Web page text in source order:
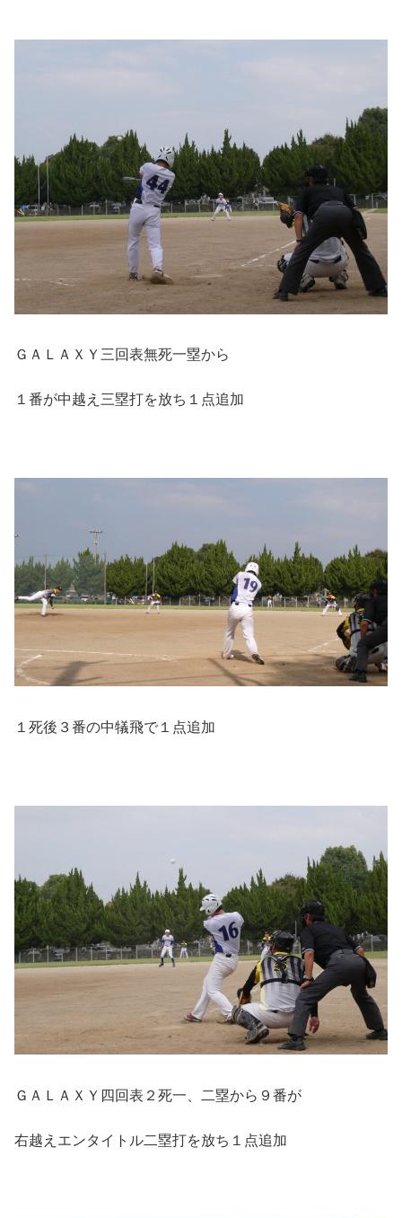
ＧＡＬＡＸＹ三回表無死一塁から
１番が中越え三塁打を放ち１点追加
１死後３番の中犠飛で１点追加
ＧＡＬＡＸＹ四回表２死一、二塁から９番が
右越えエンタイトル二塁打を放ち１点追加